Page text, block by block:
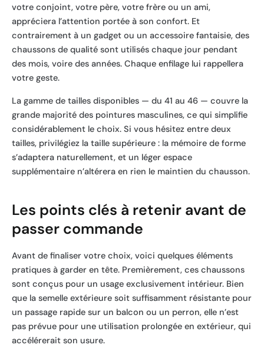
votre conjoint, votre père, votre frère ou un ami,
appréciera l’attention portée à son confort. Et
contrairement à un gadget ou un accessoire fantaisie, des
chaussons de qualité sont utilisés chaque jour pendant
des mois, voire des années. Chaque enfilage lui rappellera
votre geste.
La gamme de tailles disponibles — du 41 au 46 — couvre la
grande majorité des pointures masculines, ce qui simplifie
considérablement le choix. Si vous hésitez entre deux
tailles, privilégiez la taille supérieure : la mémoire de forme
s’adaptera naturellement, et un léger espace
supplémentaire n’altérera en rien le maintien du chausson.
Les points clés à retenir avant de
passer commande
Avant de finaliser votre choix, voici quelques éléments
pratiques à garder en tête. Premièrement, ces chaussons
sont conçus pour un usage exclusivement intérieur. Bien
que la semelle extérieure soit suffisamment résistante pour
un passage rapide sur un balcon ou un perron, elle n’est
pas prévue pour une utilisation prolongée en extérieur, qui
accélérerait son usure.